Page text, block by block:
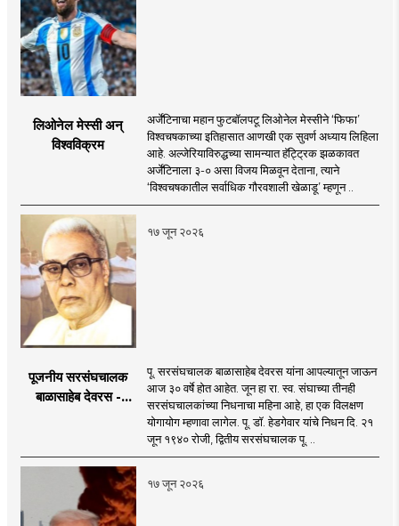
लिओनेल मेस्सी अन्
विश्वविक्रम
अर्जेंटिनाचा महान फुटबॉलपटू लिओनेल मेस्सीने ‘फिफा’
विश्वचषकाच्या इतिहासात आणखी एक सुवर्ण अध्याय लिहिला
आहे. अल्जेरियाविरुद्धच्या सामन्यात हॅट्ट्रिक झळकावत
अर्जेंटिनाला ३-० असा विजय मिळवून देताना, त्याने
‘विश्वचषकातील सर्वाधिक गौरवशाली खेळाडू’ म्हणून ..
१७ जून २०२६
पूजनीय सरसंघचालक
बाळासाहेब देवरस -
पू. सरसंघचालक बाळासाहेब देवरस यांना आपल्यातून जाऊन
आज ३० वर्षे होत आहेत. जून हा रा. स्व. संघाच्या तीनही
सरसंघचालकांच्या निधनाचा महिना आहे, हा एक विलक्षण
योगायोग म्हणावा लागेल. पू. डॉ. हेडगेवार यांचे निधन दि. २१
जून १९४० रोजी, द्वितीय सरसंघचालक पू. ..
१७ जून २०२६